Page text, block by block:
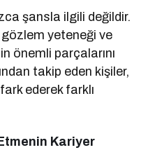
şansla ilgili değildir.
yeteneği ve
önemli parçalarını
takip eden kişiler,
ederek farklı
Kariyer